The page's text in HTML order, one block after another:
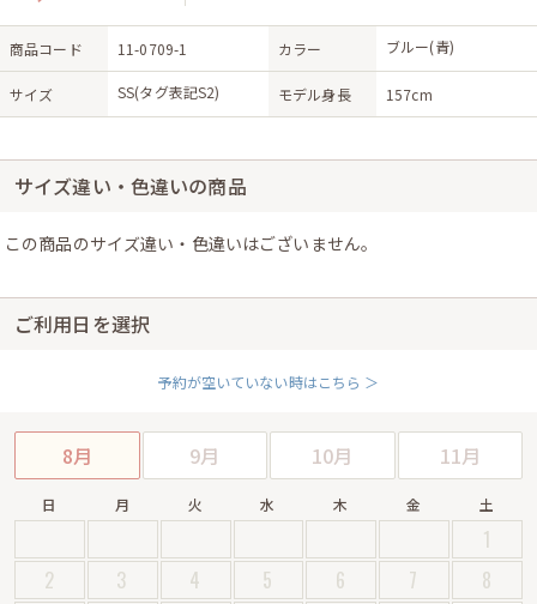
商品コード 11-0709-1 カラー ブルー(青)
サイズ SS(タグ表記S2) モデル身長 157cm
サイズ違い・色違いの商品
この商品のサイズ違い・色違いはございません。
ご利用日を選択
予約が空いていない時はこちら ＞
8月 9月 10月 11月
日 月 火 水 木 金 土
1
2
3 4 5 6 7
8